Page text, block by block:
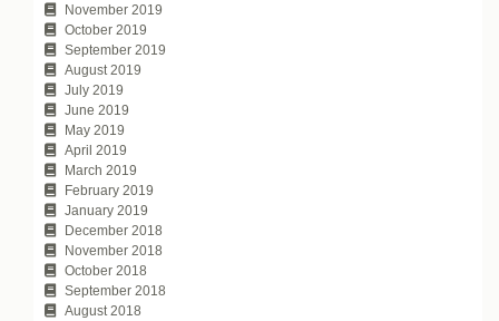
November 2019
October 2019
September 2019
August 2019
July 2019
June 2019
May 2019
April 2019
March 2019
February 2019
January 2019
December 2018
November 2018
October 2018
September 2018
August 2018